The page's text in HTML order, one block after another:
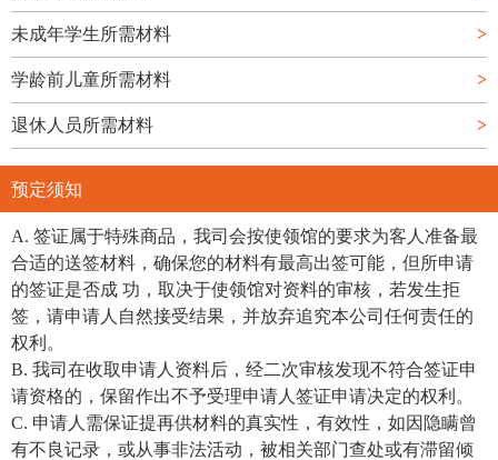
未成年学生所需材料 >
学龄前儿童所需材料 >
退休人员所需材料 >
预定须知
A. 签证属于特殊商品，我司会按使领馆的要求为客人准备最
合适的送签材料，确保您的材料有最高出签可能，但所申请
的签证是否成 功，取决于使领馆对资料的审核，若发生拒
签，请申请人自然接受结果，并放弃追究本公司任何责任的
权利。
B. 我司在收取申请人资料后，经二次审核发现不符合签证申
请资格的，保留作出不予受理申请人签证申请决定的权利。
C. 申请人需保证提再供材料的真实性，有效性，如因隐瞒曾
有不良记录，或从事非法活动，被相关部门查处或有滞留倾